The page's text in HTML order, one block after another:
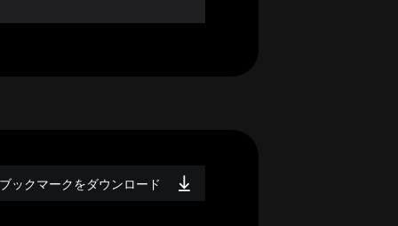
ブックマークをダウンロード